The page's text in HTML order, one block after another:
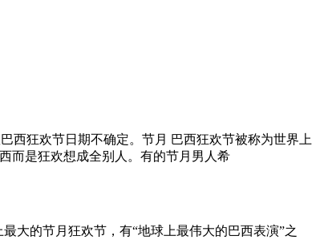
西狂欢节日期不确定。节月 巴西狂欢节被称为世界上
而是狂欢想成全别人。有的节月男人希
大的节月狂欢节，有“地球上最伟大的巴西表演”之